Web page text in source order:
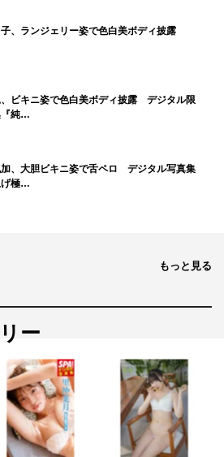
なりたいマサムネ君』（文藝春
inc.
マサムネ君」製作委員会・MBS
ムネ君」製作委員会・MBS
、ランジェリー姿で色白美ボディ披露
ビキニ姿で色白美ボディ披露 デジタル限
『純…
、大胆ビキニ姿で舌ペロ デジタル写真集
げ極…
もっと見る
ー